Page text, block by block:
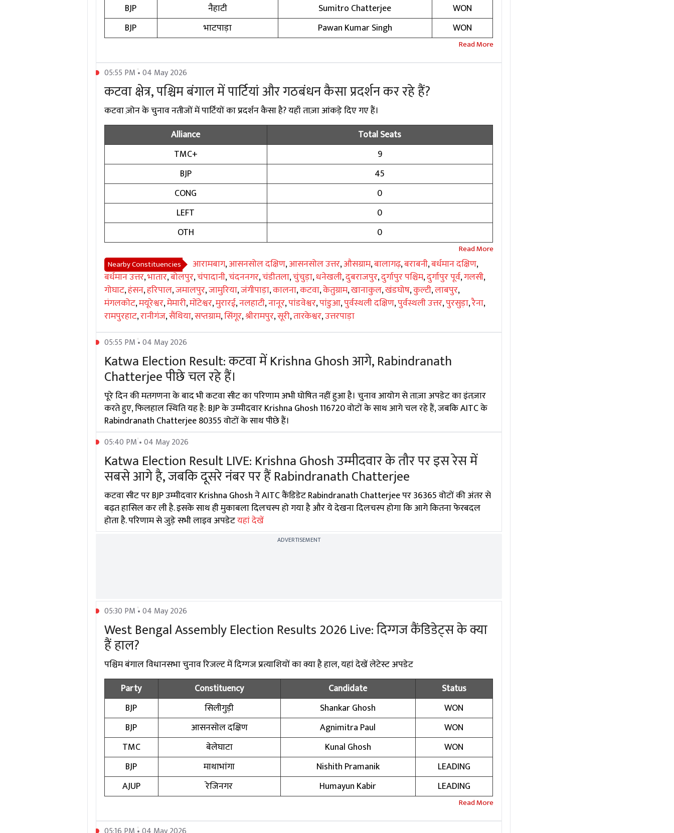
BJP
नैहाटी Sumitro Chatterjee
WON
BJP
भाटपाड़ा Pawan Kumar Singh WON
05:55 PM • 04 May 2026
कटवा क्षेत्र, पश्चिम बंगाल में पार्टियां और गठबंधन कैसा प्रदर्शन कर रहे हैं?
कटवा ज़ोन के चुनाव नतीजों में पार्टियों का प्रदर्शन कैसा है? यहाँ ताज़ा आंकड़े दिए गए हैं।
Alliance
Total Seats
TMC+
9
BJP
45
CONG
0
LEFT
0
OTH
0
Nearby Constituencies आरामबाग,आसनसोल दक्षिण,आसनसोल उत्तर,औसग्राम,बालागढ़,बराबनी,बर्धमान दक्षिण,
बर्धमान उत्तर,भातार,बोलपुर,चंपादानी,चंदननगर,चंडीतला,चुंचुड़ा,धनेखली,दुबराजपुर,दुर्गापुर पश्चिम,दुर्गापुर पूर्व,गलसी,
गोघाट,हंसन,हरिपाल,जमालपुर,जामुरिया,जंगीपाड़ा,कालना,कटवा,केतुग्राम,खानाकुल,खंडघोष,कुल्टी,लाबपुर,
मंगलकोट,मयूरेश्वर,मेमारी,मोंटेश्वर,मुरारई,नलहाटी,नानूर,पांडवेश्वर,पांडुआ,पुर्वस्थली दक्षिण,पुर्वस्थली उत्तर,पुरसुड़ा,रैना,
रामपुरहाट,रानीगंज,सैंथिया,सप्तग्राम,सिंगूर,श्रीरामपुर,सूरी,तारकेश्वर,उत्तरपाड़ा
05:55 PM • 04 May 2026
Katwa Election Result: कटवा में Krishna Ghosh आगे, Rabindranath
Chatterjee पीछे चल रहे हैं।
पूरे दिन की मतगणना के बाद भी कटवा सीट का परिणाम अभी घोषित नहीं हुआ है। चुनाव आयोग से ताज़ा अपडेट का इंतज़ार
करते हुए, फिलहाल स्थिति यह है: BJP के उम्मीदवार Krishna Ghosh 116720 वोटों के साथ आगे चल रहे हैं, जबकि AITC के
Rabindranath Chatterjee 80355 वोटों के साथ पीछे हैं।
05:40 PM • 04 May 2026
Katwa Election Result LIVE: Krishna Ghosh उम्मीदवार के तौर पर इस रेस में
सबसे आगे है, जबकि दूसरे नंबर पर हैं Rabindranath Chatterjee
कटवा सीट पर BJP उम्मीदवार Krishna Ghosh ने AITC कैंडिडेट Rabindranath Chatterjee पर 36365 वोटों की अंतर से
बढ़त हासिल कर ली है. इसके साथ ही मुकाबला दिलचस्प हो गया है और ये देखना दिलचस्प होगा कि आगे कितना फेरबदल
होता है. परिणाम से जुड़े सभी लाइव अपडेटयहां देखें
ADVERTISEMENT
05:30 PM • 04 May 2026
West Bengal Assembly Election Results 2026 Live: दिग्गज कैंडिडेट्स के क्या
हैं हाल?
पश्चिम बंगाल विधानसभा चुनाव रिजल्ट में दिग्गज प्रत्याशियों का क्या है हाल, यहां देखें लेटेस्ट अपडेट
Party
Constituency Candidate
Status
BJP
सिलीगुड़ी Shankar Ghosh
WON
BJP
आसनसोल दक्षिण Agnimitra Paul
WON
TMC
बेलेघाटा Kunal Ghosh
WON
BJP
माथाभांगा Nishith Pramanik
LEADING
AJUP
रेजिनगर Humayun Kabir LEADING